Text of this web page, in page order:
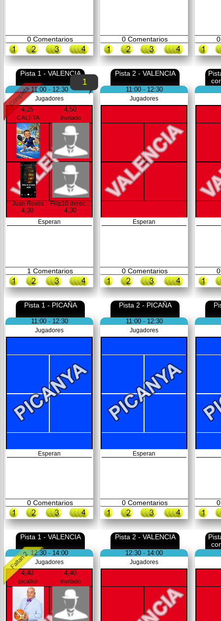
0Comentarios 0Comentarios 0
Pista 1 - VALENCIA
11:00 - 12:30
Jugadores
4,25
CALETA
4,50
Invitado
Juan Revés
4,30
Filip10 derecha
4,30
Esperan
1 Comentarios
1
Pista 2 - VALENCIA
11:00 - 12:30
Jugadores
Esperan
0Comentarios 0
Pista 1 - PICAÑA
11:00 - 12:30
Jugadores
Esperan
0Comentarios
Pista 2 - PICAÑA
11:00 - 12:30
Jugadores
Esperan
0Comentarios 0
Pista 1 - VALENCIA
12:30 - 14:00
Jugadores
4,40
picaflor
4,40
Invitado
Pista 2 - VALENCIA
12:30 - 14:00
Jugadores